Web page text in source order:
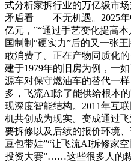
式分析家拆行业的万亿级市
矛盾看——不无机遇。2025年
亿元，”“通过手艺变化提高
国制制“硬实力”后的又一张
敢消费了。正在产物同质化
建于1979年的旧房为例，一
源车对保守燃油车的替代一
多，飞流AI除了能供给根本
现深度智能结构。2011年互
机共创成为现实。变成通过
要拆修以及后续的报价环境
豆包带娃”“让飞流AI拆修家
投资大赛”……这些很多人的